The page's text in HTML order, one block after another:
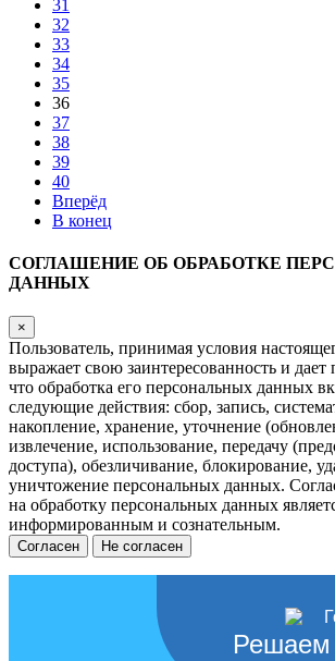
31
32
33
34
35
36
37
38
39
40
Вперёд
В конец
СОГЛАШЕНИЕ ОБ ОБРАБОТКЕ
ДАННЫХ
×
Пользователь, принимая условия
выражает свою заинтересованность и дает
что обработка его персональных данных
следующие действия: сбор, запись,
накопление, хранение, уточнение
извлечение, использование, передачу
доступа), обезличивание, блокирование,
уничтожение персональных данных.
на обработку персональных данных
информированным и сознательным.
Согласен Не согласен
Решаем